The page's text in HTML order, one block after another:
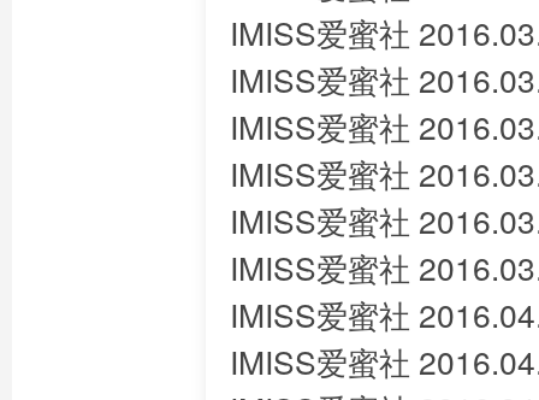
IMISS爱蜜社
IMISS爱蜜社
IMISS爱蜜社
IMISS爱蜜社
IMISS爱蜜社
IMISS爱蜜社
IMISS爱蜜社
IMISS爱蜜社